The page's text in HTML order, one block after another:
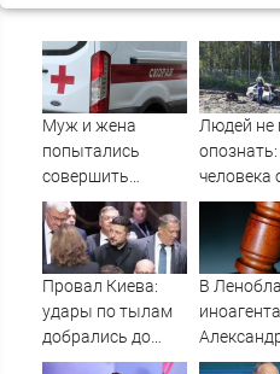
Муж и жена
попытались
совершить
суицид,
предупредив
оперативные
службы
Людей не
человека
заживо в
трассе
07/08/
Провал Киева:
удары по тылам
добрались до
Зеленского
В
иноагента